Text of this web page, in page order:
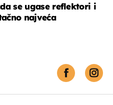
se ugase reflektori i
najveća